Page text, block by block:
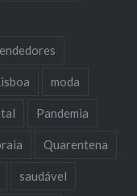
moda
Pandemia
Quarentena
saudável